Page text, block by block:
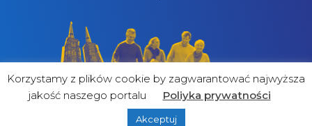
&
Korzystamy z plików cookie by zagwarantować najwyższa
jakość naszego portalu
Poliyka prywatności
Akceptuj